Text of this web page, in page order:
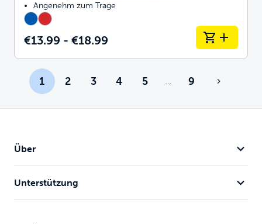
Angenehm zum Trage
€13.99 - €18.99
1 2 3 4 5 …
Mehr Seiten
9
Über
Unterstützung